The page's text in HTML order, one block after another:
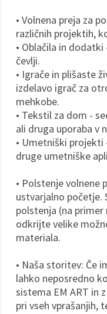
• Volnena preja za
različnih projektih,
• Oblačila in
čevlji.
• Igrače in plišaste
izdelavo igrač za
mehkobe.
• Tekstil za dom -
ali druga uporaba v
• Umetniški
druge umetniške
• Polstenje volnene
ustvarjalno početje.
polstenja (na
odkrijte velike
materiala.
• Naša storitev: Če
lahko neposredno
sistema EM ART in
pri vseh vprašanjih,